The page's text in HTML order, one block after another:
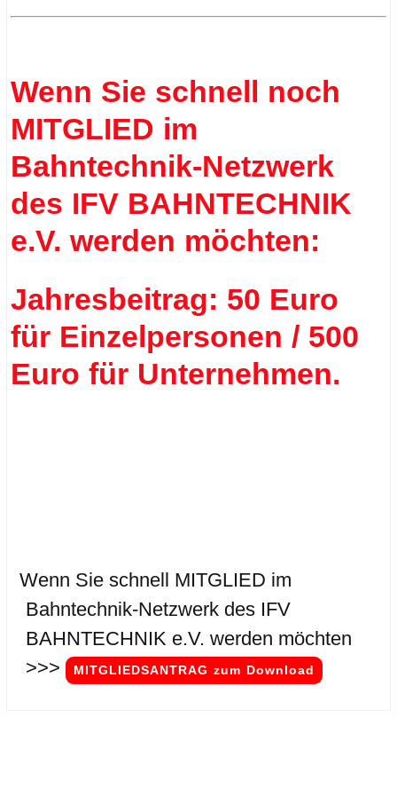
Wenn Sie schnell noch
MITGLIED im
Bahntechnik-Netzwerk
des IFV BAHNTECHNIK
e.V. werden möchten:
Jahresbeitrag: 50 Euro
für Einzelpersonen / 500
Euro für Unternehmen.
Wenn Sie schnell MITGLIED im
Bahntechnik-Netzwerk des IFV
BAHNTECHNIK e.V. werden möchten
>>> MITGLIEDSANTRAG zum Download